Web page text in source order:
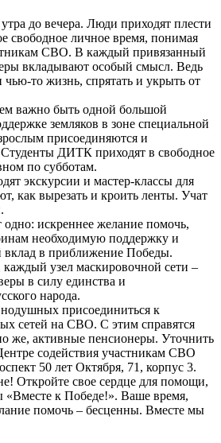
до вечера. Люди приходят плести
свободное личное время, понимая
СВО. В каждый привязанный
вкладывают особый смысл. Ведь
чью-то жизнь, спрятать и укрыть от
важно быть одной большой
земляков в зоне специальной
присоединяются и
ДИТК приходят в свободное
по субботам.
экскурсии и мастер-классы для
как вырезать и кроить ленты. Учат
одно: искреннее желание помочь,
необходимую поддержку и
вклад в приближение Победы.
узел маскировочной сети –
в силу единства и
народа.
присоединиться к
сетей на СВО. С этим справятся
же, активные пенсионеры. Уточнить
содействия участникам СВО
50 лет Октября, 71, корпус 3.
Откройте свое сердце для помощи,
«Вместе к Победе!». Ваше время,
помочь – бесценны. Вместе мы